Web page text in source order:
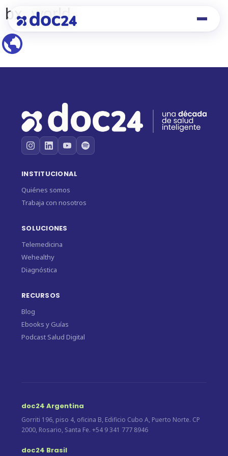
bx_world
INSTITUCIONAL
Quiénes somos
Trabaja con nosotros
SOLUCIONES
Telemedicina
Wehealthy
Diagnóstica
RECURSOS
Blog
Ebooks y Guías
Podcast Salud Digital
doc24 Argentina
Gorriti 196, piso 4, oficina B, Edificio Cubo A, Puerto Norte. CP
2000, Rosario, Santa Fe. +54 9 341 777 8946
doc24 Brasil